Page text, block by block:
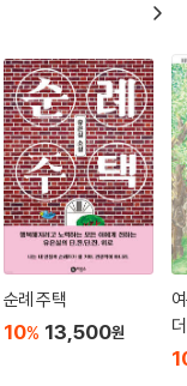
며 성장하는 모든 이에
남
름다운 문고이다. 문학
. 흥미로운 이야기와
을 시간이 없고 독서
접근할 수 있도록 이
설로 나아가는 징검다
순례 주택
10% 13,500원